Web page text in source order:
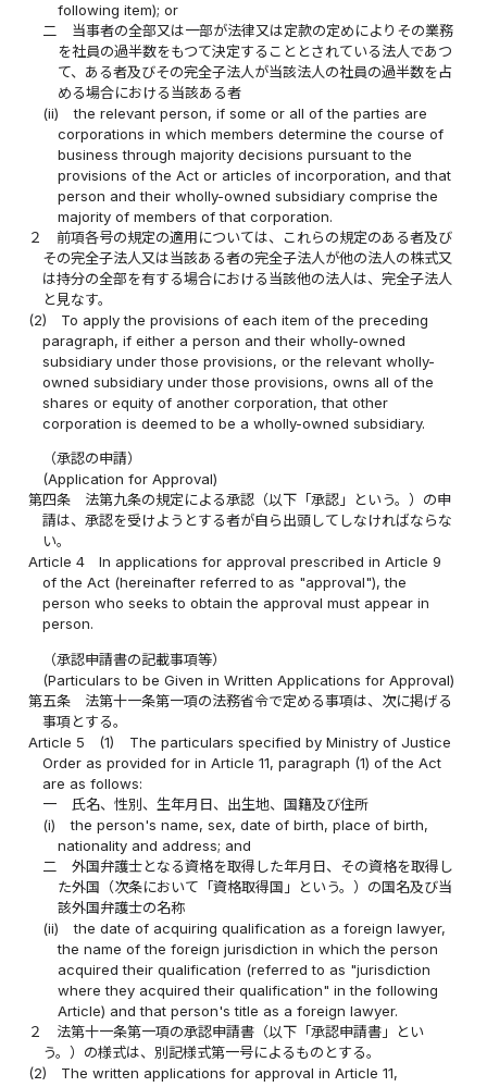
following item); or
二
当事者の全部又は一部が法律又は定款の定めによりその業務
を社員の過半数をもつて決定することとされている法人であつ
て、ある者及びその完全子法人が当該法人の社員の過半数を占
める場合における当該ある者
(ii)
the relevant person, if some or all of the parties are
corporations in which members determine the course of
business through majority decisions pursuant to the
provisions of the Act or articles of incorporation, and that
person and their wholly-owned subsidiary comprise the
majority of members of that corporation.
２
前項各号の規定の適用については、これらの規定のある者及び
その完全子法人又は当該ある者の完全子法人が他の法人の株式又
は持分の全部を有する場合における当該他の法人は、完全子法人
と見なす。
(2)
To apply the provisions of each item of the preceding
paragraph, if either a person and their wholly-owned
subsidiary under those provisions, or the relevant wholly-
owned subsidiary under those provisions, owns all of the
shares or equity of another corporation, that other
corporation is deemed to be a wholly-owned subsidiary.
（承認の申請）
(Application for Approval)
第四条
法第九条の規定による承認（以下「承認」という。）の申
請は、承認を受けようとする者が自ら出頭してしなければならな
い。
Article 4
In applications for approval prescribed in Article 9
of the Act (hereinafter referred to as "approval"), the
person who seeks to obtain the approval must appear in
person.
（承認申請書の記載事項等）
(Particulars to be Given in Written Applications for Approval)
第五条
法第十一条第一項の法務省令で定める事項は、次に掲げる
事項とする。
Article 5
(1)
The particulars specified by Ministry of Justice
Order as provided for in Article 11, paragraph (1) of the Act
are as follows:
一
氏名、性別、生年月日、出生地、国籍及び住所
(i)
the person's name, sex, date of birth, place of birth,
nationality and address; and
二
外国弁護士となる資格を取得した年月日、その資格を取得し
た外国（次条において「資格取得国」という。）の国名及び当
該外国弁護士の名称
(ii)
the date of acquiring qualification as a foreign lawyer,
the name of the foreign jurisdiction in which the person
acquired their qualification (referred to as "jurisdiction
where they acquired their qualification" in the following
Article) and that person's title as a foreign lawyer.
２
法第十一条第一項の承認申請書（以下「承認申請書」とい
う。）の様式は、別記様式第一号によるものとする。
(2)
The written applications for approval in Article 11,